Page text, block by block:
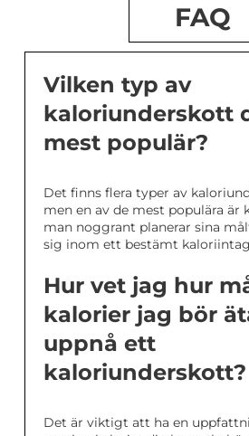
FAQ
Vilken typ av
kaloriunderskott
mest populär?
Det finns flera typer av
men en av de mest populära är
man noggrant planerar sina
sig inom ett bestämt
Hur vet jag hur
kalorier jag bör
uppnå ett
kaloriunderskott?
Det är viktigt att ha en